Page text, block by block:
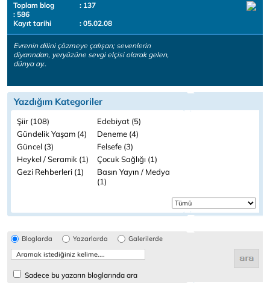
Toplam blog
: 137
: 586
Kayıt tarihi
: 05.02.08
Evrenin dilini çözmeye çalışan; sevenlerin
diyarından, yeryüzüne sevgi elçisi olarak gelen,
dünya ay..
Yazdığım Kategoriler
Şiir (108)
Edebiyat (5)
Gündelik Yaşam (4)
Deneme (4)
Güncel (3)
Felsefe (3)
Heykel / Seramik (1)
Çocuk Sağlığı (1)
Gezi Rehberleri (1)
Basın Yayın / Medya
(1)
Bloglarda Yazarlarda Galerilerde
Sadece bu yazarın bloglarında ara